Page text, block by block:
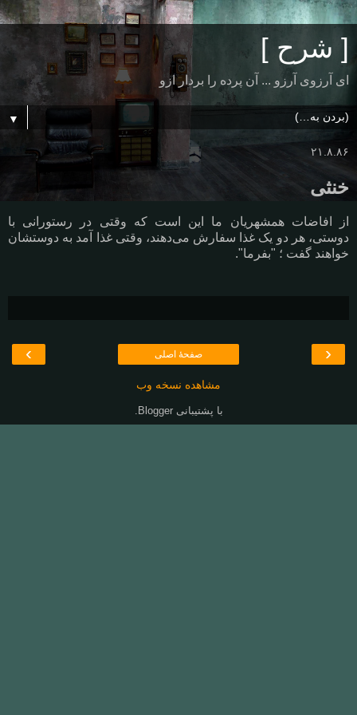
[ شرح ]
ای آرزوی آرزو ... آن پرده را بردار ازو
▼
۲۱.۸.۸۶
خنثی
از افاضات همشهریان ما این است که وقتی در رستورانی با
دوستی، هر دو یک غذا سفارش می‌دهند، وقتی غذا آمد به دوستشان
خواهند گفت ؛ "بفرما".
‹
› صفحهٔ اصلی
مشاهده نسخه وب
با پشتیبانیBlogger